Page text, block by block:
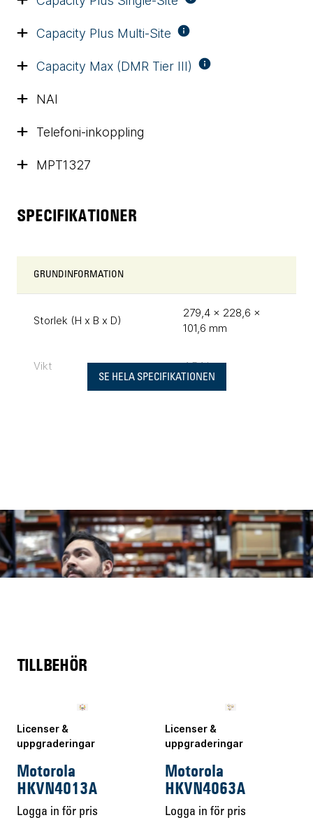
Capacity Plus Multi-Site
Capacity Max (DMR Tier III)
NAI
Telefoni-inkoppling
MPT1327
SPECIFIKATIONER
SE HELA SPECIFIKATIONEN
GRUNDINFORMATION
Storlek (H x B x D)
279,4 x 228,6 x
101,6 mm
Vikt 4,54 kg
Anslutningar
Tx (N female), Rx
(BNC female), USB-
B, 2x Ethernet
Frekvensomfång
RF-Uteffekt
Antal kanaler (
64 64
Kanalseparation
12,5 / 25
kHz
12,5 / 25
kHz
TILLBEHÖR
Licenser &
uppgraderingar
Motorola
HKVN4013A
Logga in för pris
Licenser &
uppgraderingar
Motorola
HKVN4063A
Logga in för pris